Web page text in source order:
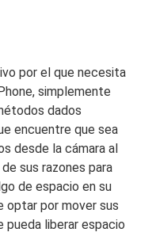
por el que necesita
simplemente
dados
encuentre que sea
desde la cámara al
sus razones para
de espacio en su
optar por mover sus
pueda liberar espacio